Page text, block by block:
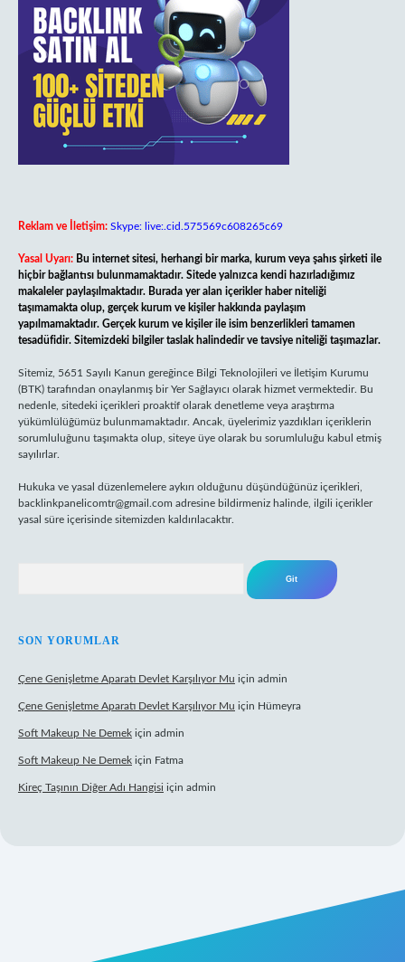
Reklam ve İletişim: Skype: live:.cid.575569c608265c69
Yasal Uyarı: Bu internet sitesi, herhangi bir marka, kurum veya şahıs şirketi ile
hiçbir bağlantısı bulunmamaktadır. Sitede yalnızca kendi hazırladığımız
makaleler paylaşılmaktadır. Burada yer alan içerikler haber niteliği
taşımamakta olup, gerçek kurum ve kişiler hakkında paylaşım
yapılmamaktadır. Gerçek kurum ve kişiler ile isim benzerlikleri tamamen
tesadüfidir. Sitemizdeki bilgiler taslak halindedir ve tavsiye niteliği taşımazlar.
Sitemiz, 5651 Sayılı Kanun gereğince Bilgi Teknolojileri ve İletişim Kurumu
(BTK) tarafından onaylanmış bir Yer Sağlayıcı olarak hizmet vermektedir. Bu
nedenle, sitedeki içerikleri proaktif olarak denetleme veya araştırma
yükümlülüğümüz bulunmamaktadır. Ancak, üyelerimiz yazdıkları içeriklerin
sorumluluğunu taşımakta olup, siteye üye olarak bu sorumluluğu kabul etmiş
sayılırlar.
Hukuka ve yasal düzenlemelere aykırı olduğunu düşündüğünüz içerikleri,
backlinkpanelicomtr@gmail.com adresine bildirmeniz halinde, ilgili içerikler
yasal süre içerisinde sitemizden kaldırılacaktır.
SON YORUMLAR
Çene Genişletme Aparatı Devlet Karşılıyor Mu için admin
Çene Genişletme Aparatı Devlet Karşılıyor Mu için Hümeyra
Soft Makeup Ne Demek için admin
Soft Makeup Ne Demek için Fatma
Kireç Taşının Diğer Adı Hangisi için admin